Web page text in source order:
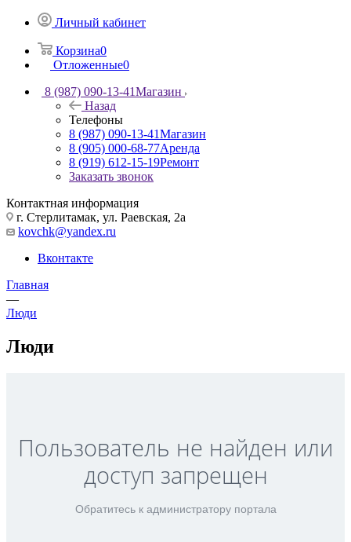
Личный кабинет
Корзина0
Отложенные0
8 (987) 090-13-41Магазин
Назад
Телефоны
8 (987) 090-13-41Магазин
8 (905) 000-68-77Аренда
8 (919) 612-15-19Ремонт
Заказать звонок
Контактная информация
г. Стерлитамак, ул. Раевская, 2а
kovchk@yandex.ru
Вконтакте
Главная
—
Люди
Люди
Пользователь не найден или
доступ запрещен
Обратитесь к администратору портала